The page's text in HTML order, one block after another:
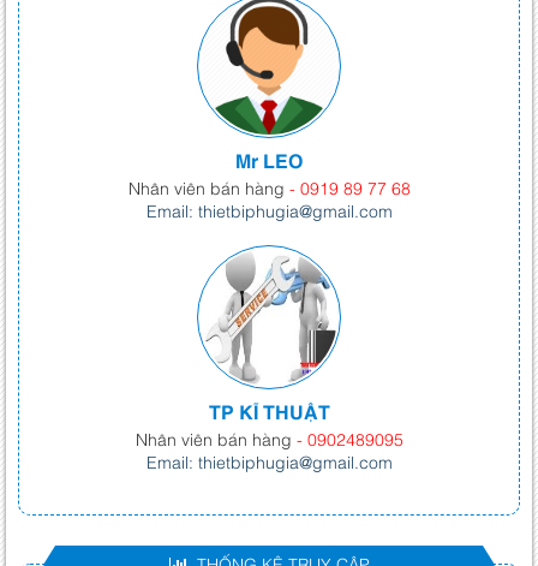
Mr LEO
Nhân viên bán hàng - 0919 89 77 68
Email: thietbiphugia@gmail.com
TP KĨ THUẬT
Nhân viên bán hàng - 0902489095
Email: thietbiphugia@gmail.com